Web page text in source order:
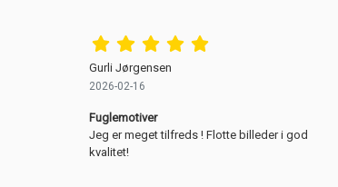
Gurli Jørgensen
2026-02-16
Fuglemotiver
Jeg er meget tilfreds ! Flotte billeder i god
kvalitet!